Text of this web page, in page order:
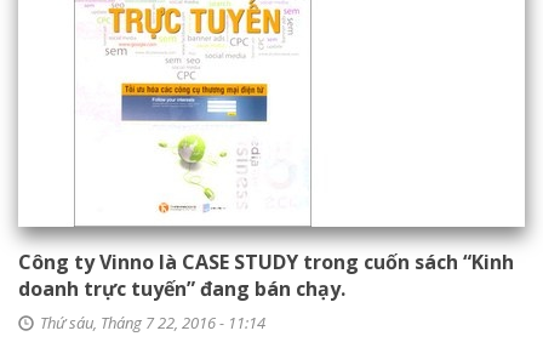
Công ty Vinno là CASE STUDY trong cuốn sách “Kinh
doanh trực tuyến” đang bán chạy.
Thứ sáu, Tháng 7 22, 2016 - 11:14